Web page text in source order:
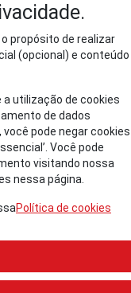
propósito de realizar
(opcional) e conteúdo
a utilização de cookies
de dados
pode negar cookies
Você pode
visitando nossa
nessa página.
Política de cookies